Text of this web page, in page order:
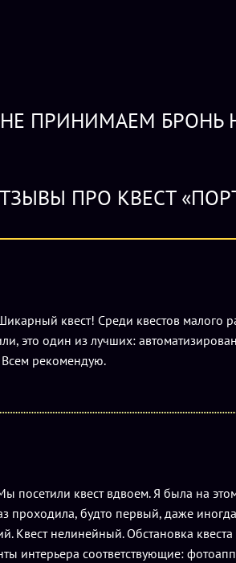
ПРИНИМАЕМ БРОНЬ
ПРО КВЕСТ
квест! Среди квестов малого
это один из лучших:
Всем рекомендую.
посетили квест вдвоем. Я была на
проходила, будто первый, даже
Квест нелинейный. Обстановка
интерьера соответствующие: